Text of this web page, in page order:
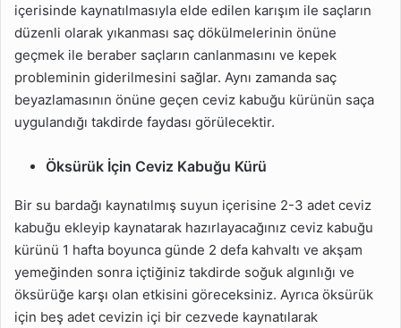
içerisinde kaynatılmasıyla elde edilen karışım ile saçların
düzenli olarak yıkanması saç dökülmelerinin önüne
geçmek ile beraber saçların canlanmasını ve kepek
probleminin giderilmesini sağlar. Aynı zamanda saç
beyazlamasının önüne geçen ceviz kabuğu kürünün saça
uygulandığı takdirde faydası görülecektir.
Öksürük İçin Ceviz Kabuğu Kürü
Bir su bardağı kaynatılmış suyun içerisine 2-3 adet ceviz
kabuğu ekleyip kaynatarak hazırlayacağınız ceviz kabuğu
kürünü 1 hafta boyunca günde 2 defa kahvaltı ve akşam
yemeğinden sonra içtiğiniz takdirde soğuk algınlığı ve
öksürüğe karşı olan etkisini göreceksiniz. Ayrıca öksürük
için beş adet cevizin içi bir cezvede kaynatılarak